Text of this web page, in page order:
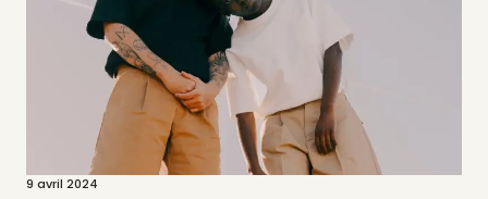
9 avril 2024